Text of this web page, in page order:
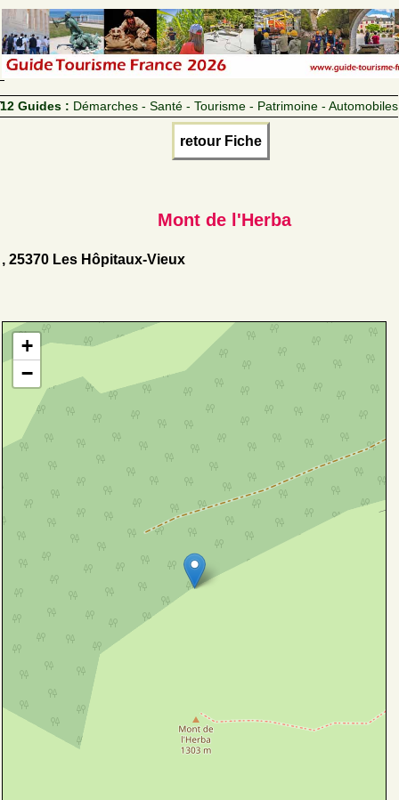
12 Guides : Démarches - Santé - Tourisme - Patrimoine - Automobiles
retour Fiche
Mont de l'Herba
, 25370 Les Hôpitaux-Vieux
+
−